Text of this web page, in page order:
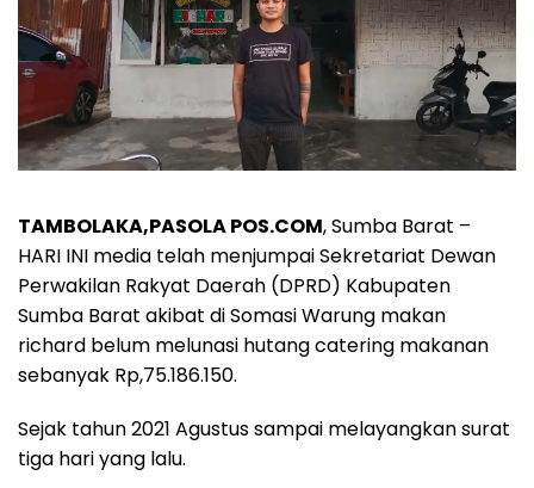
TAMBOLAKA,PASOLA POS.COM, Sumba Barat –
HARI INI media telah menjumpai Sekretariat Dewan
Perwakilan Rakyat Daerah (DPRD) Kabupaten
Sumba Barat akibat di Somasi Warung makan
richard belum melunasi hutang catering makanan
sebanyak Rp,75.186.150.
Sejak tahun 2021 Agustus sampai melayangkan surat
tiga hari yang lalu.